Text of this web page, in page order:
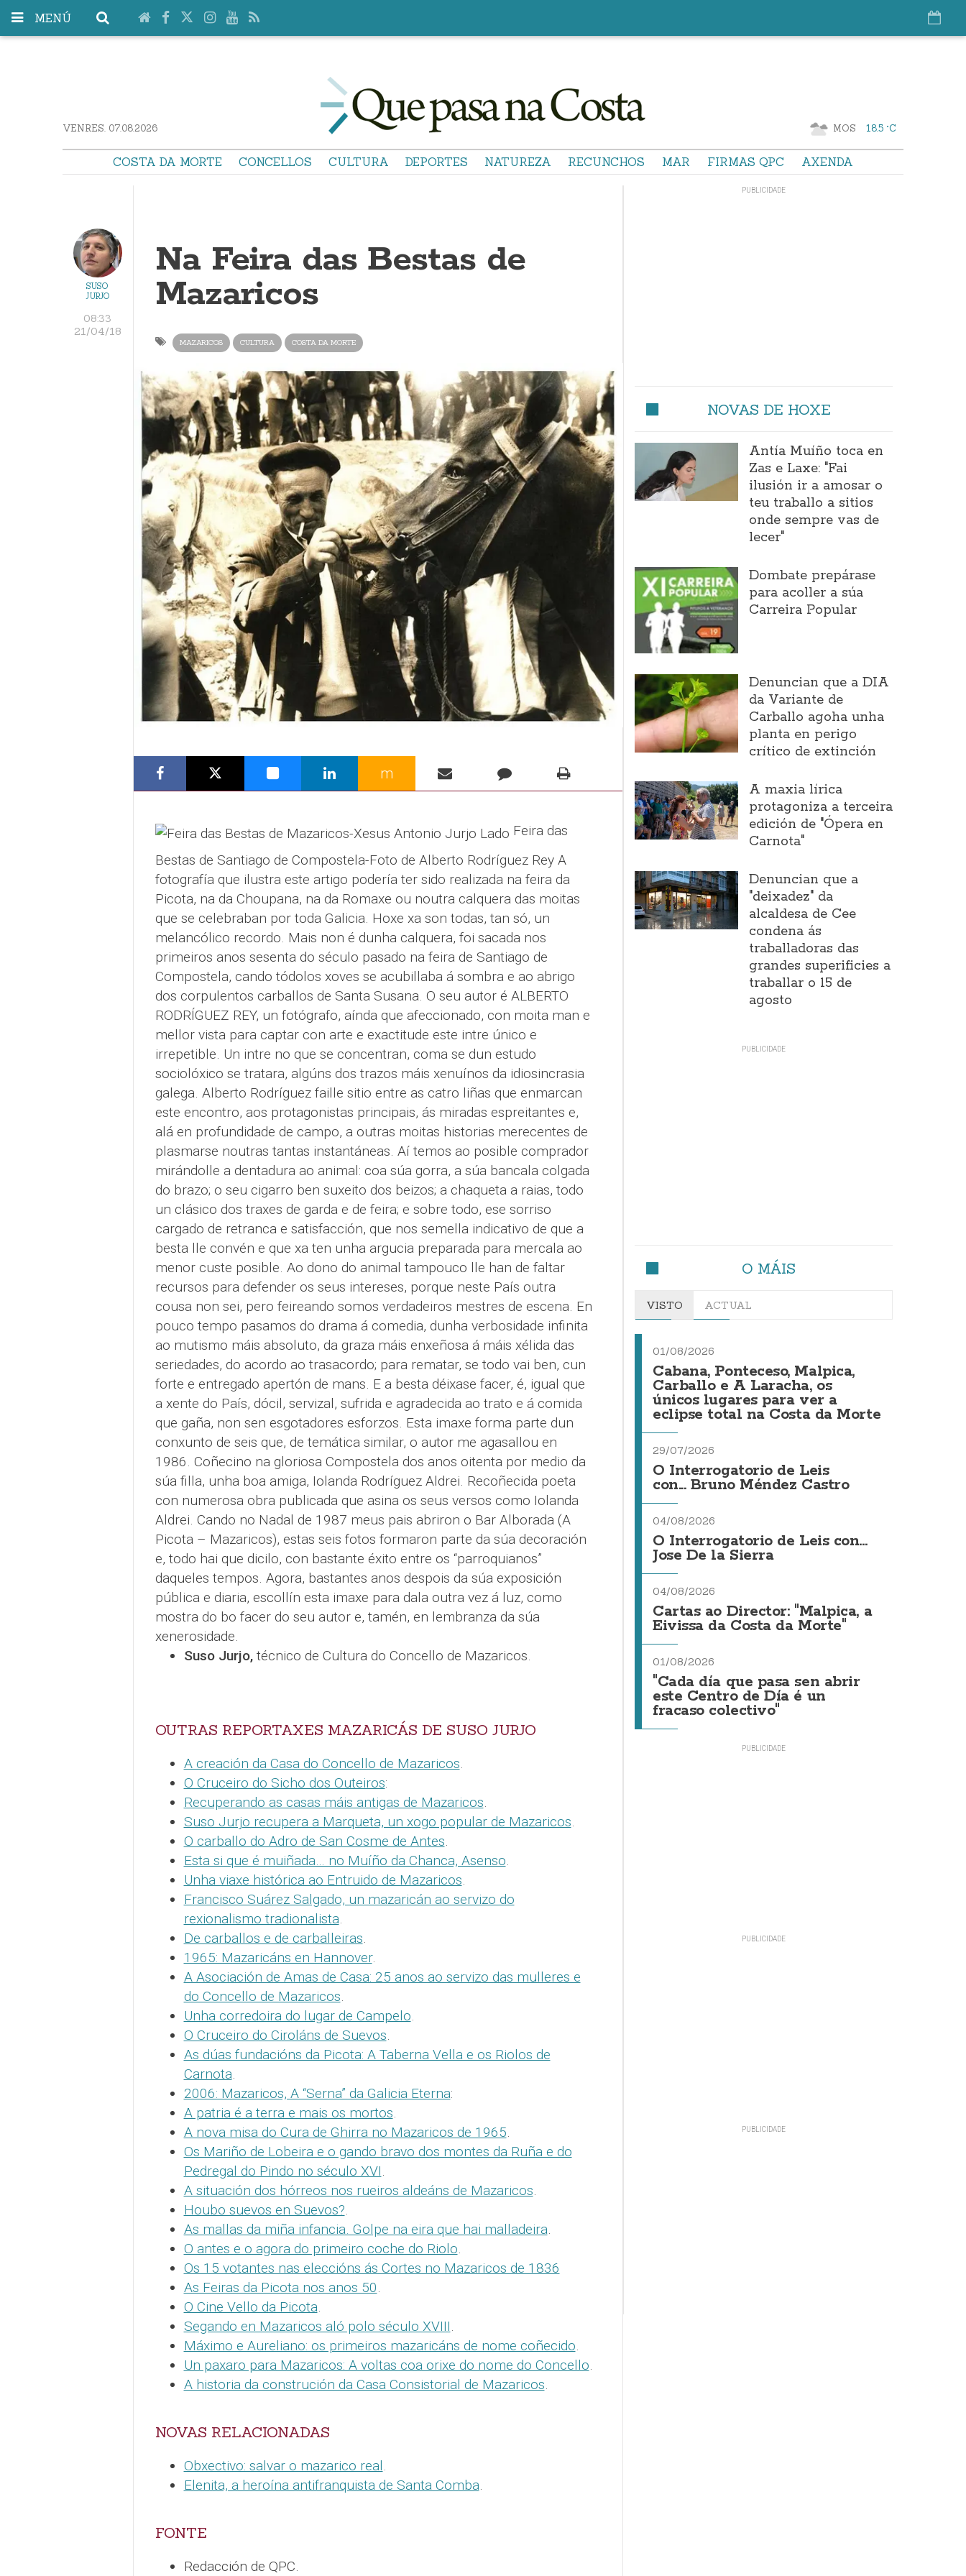
MENÚ
VENRES. 07.08.2026 MOS 18.5 °C
COSTA DA MORTE CONCELLOS CULTURA DEPORTES NATUREZA RECUNCHOS MAR FIRMAS QPC AXENDA
SUSO
JURJO
08:33
21/04/18
Na Feira das Bestas de
Mazaricos
MAZARICOS CULTURA COSTA DA MORTE
m
Feira das
Bestas de Santiago de Compostela-Foto de Alberto Rodríguez Rey A
fotografía que ilustra este artigo podería ter sido realizada na feira da
Picota, na da Choupana, na da Romaxe ou noutra calquera das moitas
que se celebraban por toda Galicia. Hoxe xa son todas, tan só, un
melancólico recordo. Mais non é dunha calquera, foi sacada nos
primeiros anos sesenta do século pasado na feira de Santiago de
Compostela, cando tódolos xoves se acubillaba á sombra e ao abrigo
dos corpulentos carballos de Santa Susana. O seu autor é ALBERTO
RODRÍGUEZ REY, un fotógrafo, aínda que afeccionado, con moita man e
mellor vista para captar con arte e exactitude este intre único e
irrepetible. Un intre no que se concentran, coma se dun estudo
sociolóxico se tratara, algúns dos trazos máis xenuínos da idiosincrasia
galega. Alberto Rodríguez faille sitio entre as catro liñas que enmarcan
este encontro, aos protagonistas principais, ás miradas espreitantes e,
alá en profundidade de campo, a outras moitas historias merecentes de
plasmarse noutras tantas instantáneas. Aí temos ao posible comprador
mirándolle a dentadura ao animal: coa súa gorra, a súa bancala colgada
do brazo; o seu cigarro ben suxeito dos beizos; a chaqueta a raias, todo
un clásico dos traxes de garda e de feira; e sobre todo, ese sorriso
cargado de retranca e satisfacción, que nos semella indicativo de que a
besta lle convén e que xa ten unha argucia preparada para mercala ao
menor custe posible. Ao dono do animal tampouco lle han de faltar
recursos para defender os seus intereses, porque neste País outra
cousa non sei, pero feireando somos verdadeiros mestres de escena. En
pouco tempo pasamos do drama á comedia, dunha verbosidade infinita
ao mutismo máis absoluto, da graza máis enxeñosa á máis xélida das
seriedades, do acordo ao trasacordo; para rematar, se todo vai ben, cun
forte e entregado apertón de mans. E a besta déixase facer, é, igual que
a xente do País, dócil, servizal, sufrida e agradecida ao trato e á comida
que gaña, non sen esgotadores esforzos. Esta imaxe forma parte dun
conxunto de seis que, de temática similar, o autor me agasallou en
1986. Coñecino na gloriosa Compostela dos anos oitenta por medio da
súa filla, unha boa amiga, Iolanda Rodríguez Aldrei. Recoñecida poeta
con numerosa obra publicada que asina os seus versos como Iolanda
Aldrei. Cando no Nadal de 1987 meus pais abriron o Bar Alborada (A
Picota – Mazaricos), estas seis fotos formaron parte da súa decoración
e, todo hai que dicilo, con bastante éxito entre os “parroquianos”
daqueles tempos. Agora, bastantes anos despois da súa exposición
pública e diaria, escollín esta imaxe para dala outra vez á luz, como
mostra do bo facer do seu autor e, tamén, en lembranza da súa
xenerosidade.
Suso Jurjo,técnico de Cultura do Concello de Mazaricos.
OUTRAS REPORTAXES MAZARICÁS DE SUSO JURJO
A creación da Casa do Concello de Mazaricos.
O Cruceiro do Sicho dos Outeiros:
Recuperando as casas máis antigas de Mazaricos.
Suso Jurjo recupera a Marqueta, un xogo popular de Mazaricos.
O carballo do Adro de San Cosme de Antes.
Esta si que é muiñada… no Muíño da Chanca, Asenso.
Unha viaxe histórica ao Entruido de Mazaricos.
Francisco Suárez Salgado, un mazaricán ao servizo do
rexionalismo tradionalista.
De carballos e de carballeiras.
1965: Mazaricáns en Hannover.
A Asociación de Amas de Casa: 25 anos ao servizo das mulleres e
do Concello de Mazaricos.
Unha corredoira do lugar de Campelo.
O Cruceiro do Ciroláns de Suevos.
As dúas fundacións da Picota: A Taberna Vella e os Riolos de
Carnota.
2006: Mazaricos, A “Serna” da Galicia Eterna:
A patria é a terra e mais os mortos.
A nova misa do Cura de Ghirra no Mazaricos de 1965.
Os Mariño de Lobeira e o gando bravo dos montes da Ruña e do
Pedregal do Pindo no século XVI.
A situación dos hórreos nos rueiros aldeáns de Mazaricos.
Houbo suevos en Suevos?.
As mallas da miña infancia. Golpe na eira que hai malladeira.
O antes e o agora do primeiro coche do Riolo.
Os 15 votantes nas eleccións ás Cortes no Mazaricos de 1836
As Feiras da Picota nos anos 50.
O Cine Vello da Picota.
Segando en Mazaricos aló polo século XVIII.
Máximo e Aureliano: os primeiros mazaricáns de nome coñecido.
Un paxaro para Mazaricos: A voltas coa orixe do nome do Concello.
A historia da construción da Casa Consistorial de Mazaricos.
NOVAS RELACIONADAS
Obxectivo: salvar o mazarico real.
Elenita, a heroína antifranquista de Santa Comba.
FONTE
Redacción de QPC.
NOVAS DE HOXE
Antía Muíño toca en
Zas e Laxe: "Fai
ilusión ir a amosar o
teu traballo a sitios
onde sempre vas de
lecer"
Dombate prepárase
para acoller a súa
Carreira Popular
Denuncian que a DIA
da Variante de
Carballo agoha unha
planta en perigo
crítico de extinción
A maxia lírica
protagoniza a terceira
edición de "Ópera en
Carnota"
Denuncian que a
"deixadez" da
alcaldesa de Cee
condena ás
traballadoras das
grandes superificies a
traballar o 15 de
agosto
O MÁIS
VISTO ACTUAL
01/08/2026
Cabana, Ponteceso, Malpica,
Carballo e A Laracha, os
únicos lugares para ver a
eclipse total na Costa da Morte
29/07/2026
O Interrogatorio de Leis
con... Bruno Méndez Castro
04/08/2026
O Interrogatorio de Leis con...
Jose De la Sierra
04/08/2026
Cartas ao Director: "Malpica, a
Eivissa da Costa da Morte"
01/08/2026
"Cada día que pasa sen abrir
este Centro de Día é un
fracaso colectivo"